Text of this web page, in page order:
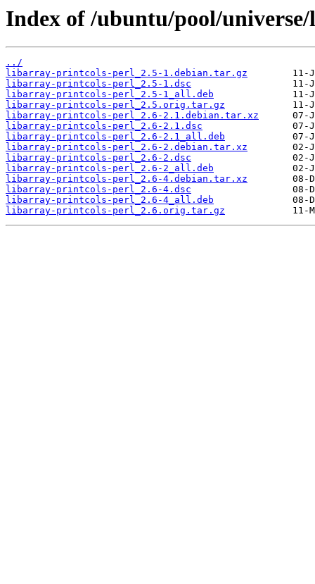
Index of /ubuntu/pool/
../
libarray-printcols-perl_2.5-1.debian.tar.gz
libarray-printcols-perl_2.5-1.dsc
libarray-printcols-perl_2.5-1_all.deb
libarray-printcols-perl_2.5.orig.tar.gz
libarray-printcols-perl_2.6-2.1.debian.tar.xz
libarray-printcols-perl_2.6-2.1.dsc
libarray-printcols-perl_2.6-2.1_all.deb
libarray-printcols-perl_2.6-2.debian.tar.xz
libarray-printcols-perl_2.6-2.dsc
libarray-printcols-perl_2.6-2_all.deb
libarray-printcols-perl_2.6-4.debian.tar.xz
libarray-printcols-perl_2.6-4.dsc
libarray-printcols-perl_2.6-4_all.deb
libarray-printcols-perl_2.6.orig.tar.gz